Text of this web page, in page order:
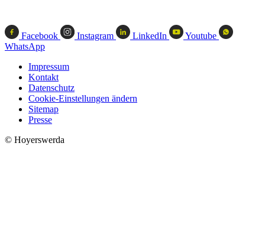
Facebook Instagram LinkedIn
Youtube
WhatsApp
Impressum
Kontakt
Datenschutz
Cookie-Einstellungen ändern
Sitemap
Presse
© Hoyerswerda